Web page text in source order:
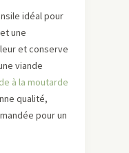
idéal pour
une
et conserve
viande
à la moutarde
qualité,
pour un